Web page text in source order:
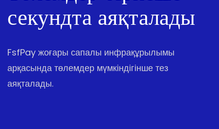
секундта аяқталады
FsfPay жоғары сапалы инфрақұрылымы
арқасында төлемдер мүмкіндігінше тез
аяқталады.